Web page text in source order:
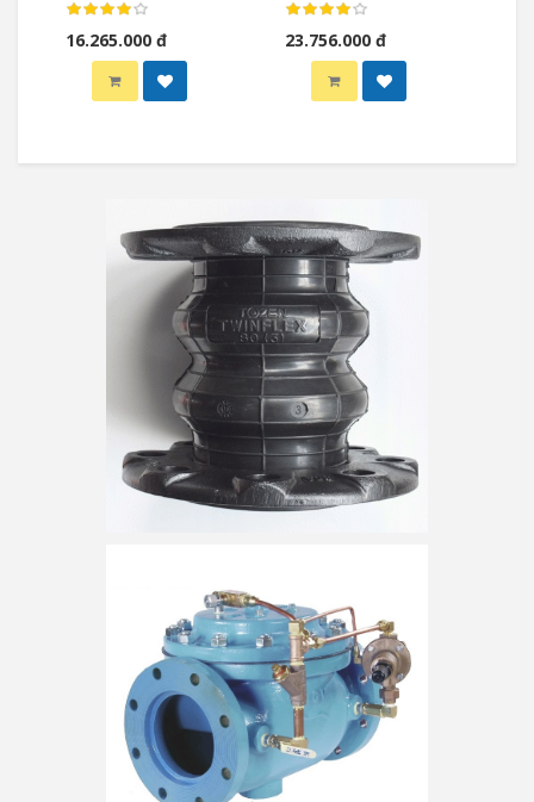
16.265.000 đ 23.756.000 đ